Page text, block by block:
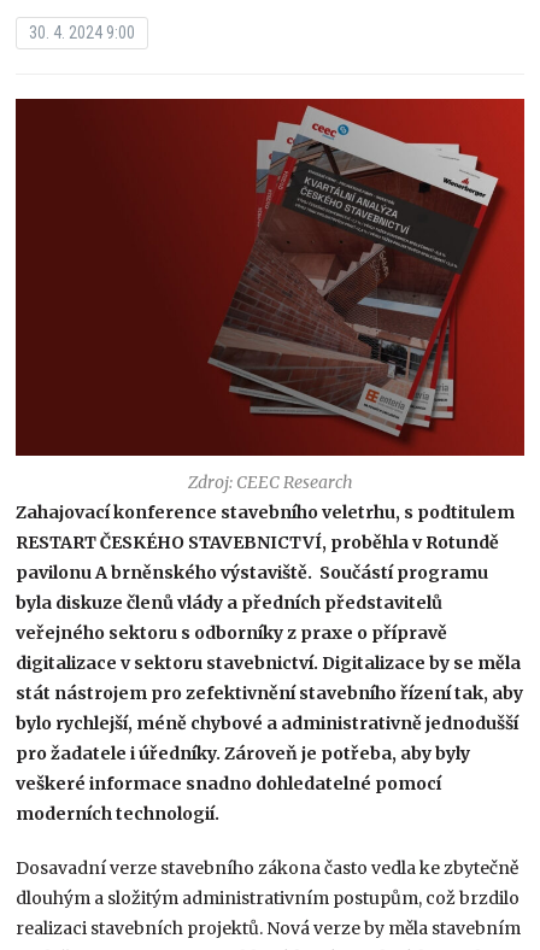
30. 4. 2024 9:00
Zdroj: CEEC Research
Zahajovací konference stavebního veletrhu, s podtitulem
RESTART ČESKÉHO STAVEBNICTVÍ, proběhla v Rotundě
pavilonu A brněnského výstaviště. Součástí programu
byla diskuze členů vlády a předních představitelů
veřejného sektoru s odborníky z praxe o přípravě
digitalizace v sektoru stavebnictví. Digitalizace by se měla
stát nástrojem pro zefektivnění stavebního řízení tak, aby
bylo rychlejší, méně chybové a administrativně jednodušší
pro žadatele i úředníky. Zároveň je potřeba, aby byly
veškeré informace snadno dohledatelné pomocí
moderních technologií.
Dosavadní verze stavebního zákona často vedla ke zbytečně
dlouhým a složitým administrativním postupům, což brzdilo
realizaci stavebních projektů. Nová verze by měla stavebním